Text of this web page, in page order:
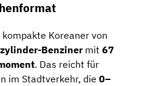
Koreaner von
Benzinermit 67
. Das reicht für
im Stadtverkehr, die 0–